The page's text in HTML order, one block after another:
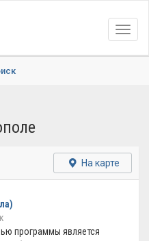
На карте
программы является